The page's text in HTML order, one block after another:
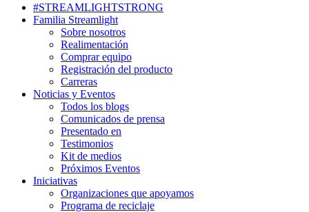
#STREAMLIGHTSTRONG
Familia Streamlight
Sobre nosotros
Realimentación
Comprar equipo
Registración del producto
Carreras
Noticias y Eventos
Todos los blogs
Comunicados de prensa
Presentado en
Testimonios
Kit de medios
Próximos Eventos
Iniciativas
Organizaciones que apoyamos
Programa de reciclaje